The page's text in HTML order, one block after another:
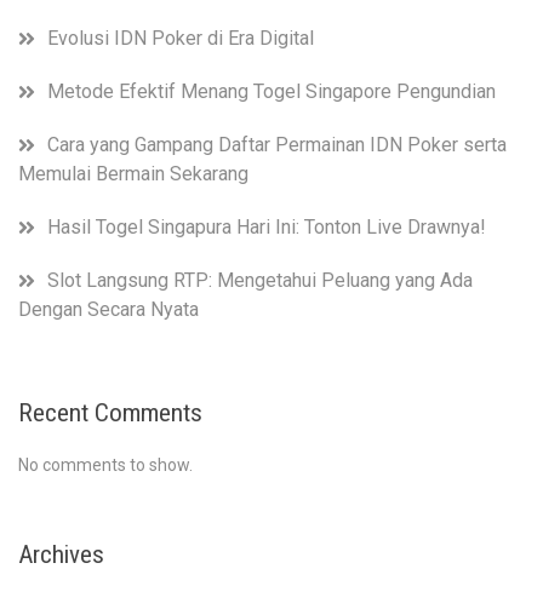
Evolusi IDN Poker di Era Digital
Metode Efektif Menang Togel Singapore Pengundian
Cara yang Gampang Daftar Permainan IDN Poker serta
Memulai Bermain Sekarang
Hasil Togel Singapura Hari Ini: Tonton Live Drawnya!
Slot Langsung RTP: Mengetahui Peluang yang Ada
Dengan Secara Nyata
Recent Comments
No comments to show.
Archives